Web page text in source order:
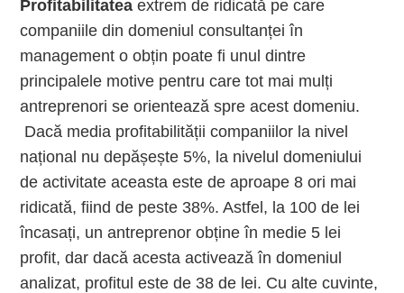
Profitabilitatea extrem de ridicată pe care
companiile din domeniul consultanței în
management o obțin poate fi unul dintre
principalele motive pentru care tot mai mulți
antreprenori se orientează spre acest domeniu.
Dacă media profitabilității companiilor la nivel
național nu depășește 5%, la nivelul domeniului
de activitate aceasta este de aproape 8 ori mai
ridicată, fiind de peste 38%. Astfel, la 100 de lei
încasați, un antreprenor obține în medie 5 lei
profit, dar dacă acesta activează în domeniul
analizat, profitul este de 38 de lei. Cu alte cuvinte,